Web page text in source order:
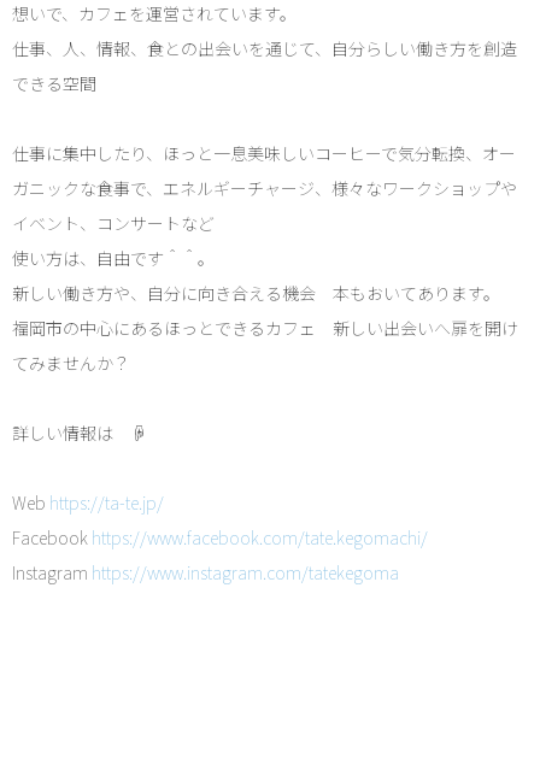
想いで、カフェを運営されています。
仕事、人、情報、食との出会いを通じて、自分らしい働き方を創造
できる空間
仕事に集中したり、ほっと一息美味しいコーヒーで気分転換、オー
ガニックな食事で、エネルギーチャージ、様々なワークショップや
イベント、コンサートなど
使い方は、自由です＾＾。
新しい働き方や、自分に向き合える機会 本もおいてあります。
福岡市の中心にあるほっとできるカフェ 新しい出会いへ扉を開け
てみませんか？
詳しい情報は ☟
Web https://ta-te.jp/
Facebook https://www.facebook.com/tate.kegomachi/
Instagram https://www.instagram.com/tatekegoma